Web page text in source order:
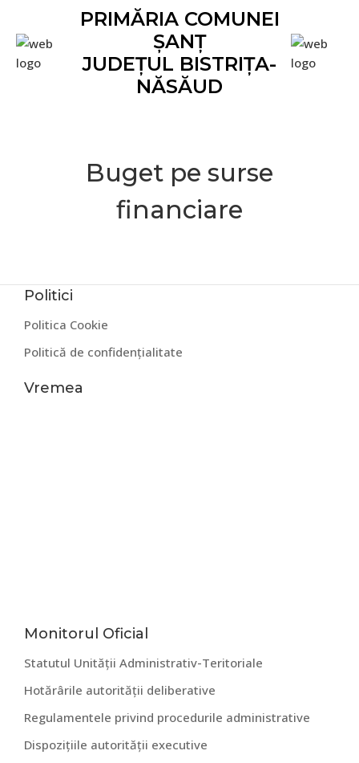
primary
navigation
main
content
primary
sidebar
secondary
sidebar
footer
PRIMĂRIA COMUNEI
ȘANȚ
JUDEȚUL BISTRIȚA-
NĂSĂUD
Politici
Politica Cookie
Politică de confidențialitate
Vremea
Buget pe surse
financiare
Bara
principală
Monitorul Oficial
Statutul Unității Administrativ-Teritoriale
Hotărârile autorității deliberative
Regulamentele privind procedurile administrative
Dispozițiile autorității executive